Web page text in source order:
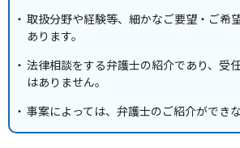
取扱分野や経験等、細かなご要望・ご希
あります。
法律相談をする弁護士の紹介であり、受
はありません。
事案によっては、弁護士のご紹介ができ